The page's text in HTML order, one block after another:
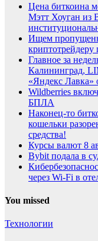
Цена биткоина
Мэтт Хоуган из
Ищем
криптотрейдеру
Главное за
Калининград,
«Яндекс Лавка»
Wildberries
БПЛА
Наконец-то
кошельки
средства!
Курсы валют 8
Bybit подала в
через Wi-Fi в
You missed
Технологии